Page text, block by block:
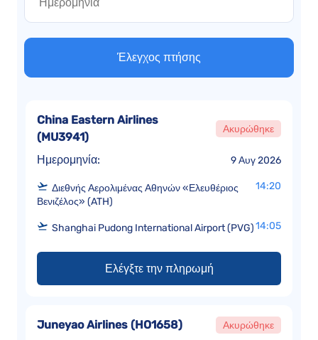
Έλεγχος πτήσης
Ημερομηνία: 9 Αυγ 2026
China Eastern Airlines
(MU3941)
Ακυρώθηκε
Διεθνής Αερολιμένας Αθηνών «Ελευθέριος
Βενιζέλος» (ATH)
14:20
Shanghai Pudong International Airport (PVG)14:05
Ελέγξτε την πληρωμή
Juneyao Airlines (HO1658) Ακυρώθηκε